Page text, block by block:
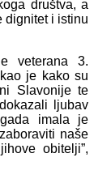
društva, a
dignitet i istinu
veterana 3.
je kako su
Slavonije te
ljubav
imala je
naše
obitelji”,